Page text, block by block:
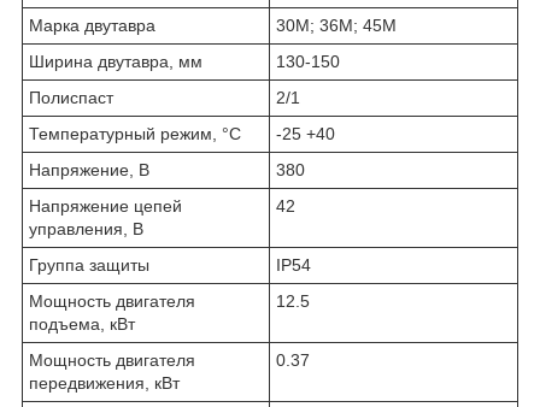
Марка двутавра
30М; 36М; 45М
Ширина двутавра, мм
130-150
Полиспаст
2/1
Температурный режим, °С
-25 +40
Напряжение, В
380
Напряжение цепей
управления, В
42
Группа защиты
IP54
Мощность двигателя
подъема, кВт
12.5
Мощность двигателя
передвижения, кВт
0.37